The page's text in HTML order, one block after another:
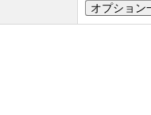
オプション